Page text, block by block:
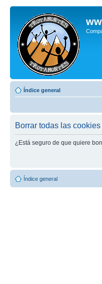
Índice general
Borrar todas las
¿Está seguro de que quiere
Índice general